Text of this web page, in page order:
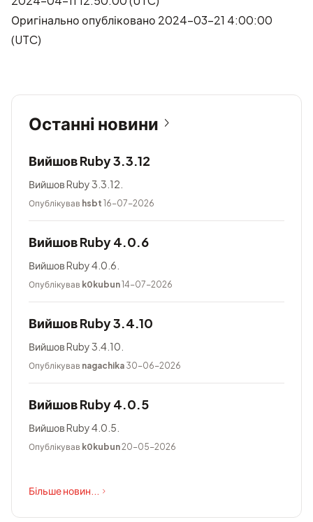
Оригінально опубліковано 2024-03-21 4:00:00
(UTC)
Останні новини
Вийшов Ruby 3.3.12
Вийшов Ruby 3.3.12.
Опублікував hsbt 16-07-2026
Вийшов Ruby 4.0.6
Вийшов Ruby 4.0.6.
Опублікував k0kubun14-07-2026
Вийшов Ruby 3.4.10
Вийшов Ruby 3.4.10.
Опублікував nagachika 30-06-2026
Вийшов Ruby 4.0.5
Вийшов Ruby 4.0.5.
Опублікував k0kubun20-05-2026
Більше новин...